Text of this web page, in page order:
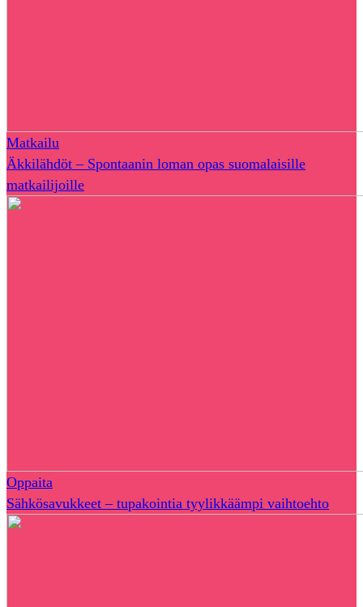
Matkailu
Äkkilähdöt – Spontaanin loman opas suomalaisille
matkailijoille
Oppaita
Sähkösavukkeet – tupakointia tyylikkäämpi vaihtoehto